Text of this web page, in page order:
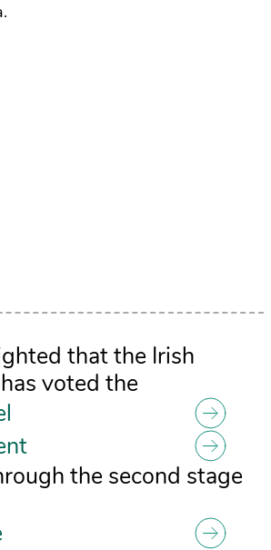
that the Irish
voted the
the second stage